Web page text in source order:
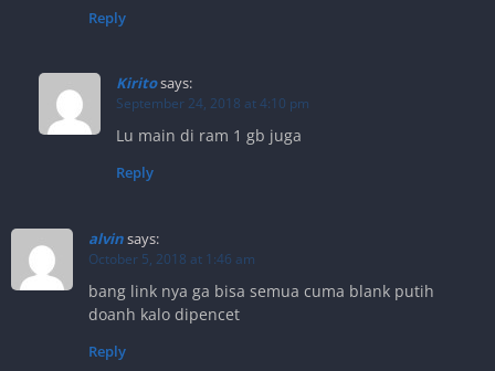
Reply
Kiritosays:
September 24, 2018 at 4:10 pm
Lu main di ram 1 gb juga
Reply
alvinsays:
October 5, 2018 at 1:46 am
bang link nya ga bisa semua cuma blank putih
doanh kalo dipencet
Reply